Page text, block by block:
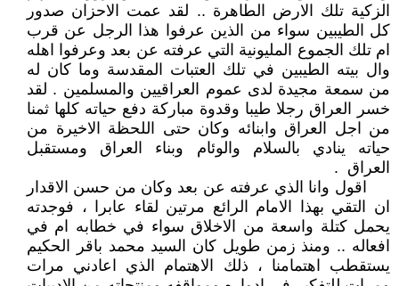
الزكية تلك الارض الطاهرة .. لقد عمت الاحزان صدور
كل الطيبين سواء من الذين عرفوا هذا الرجل عن قرب
ام تلك الجموع المليونية التي عرفته عن بعد وعرفوا اهله
وال بيته الطيبين في تلك العتبات المقدسة وما كان له
من سمعة مجيدة لدى عموم العراقيين والمسلمين . لقد
خسر العراق رجلا طيبا وقدوة مباركة دفع حياته كلها ثمنا
من اجل العراق وابنائه وكان حتى اللحظة الاخيرة من
حياته ينادي بالسلام والوئام وبناء العراق ومستقبل
العراق .
اقول وانا الذي عرفته عن بعد وكان من حسن الاقدار
ان التقي بهذا الامام الرائع مرتين لقاء عابرا ، فوجدته
يحمل كتلة واسعة من الاخلاق سواء في خطابه ام في
افعاله .. ومنذ زمن طويل كان السيد محمد باقر الحكيم
يستقطب اهتمامنا ، ذلك الاهتمام الذي اعادني مرات